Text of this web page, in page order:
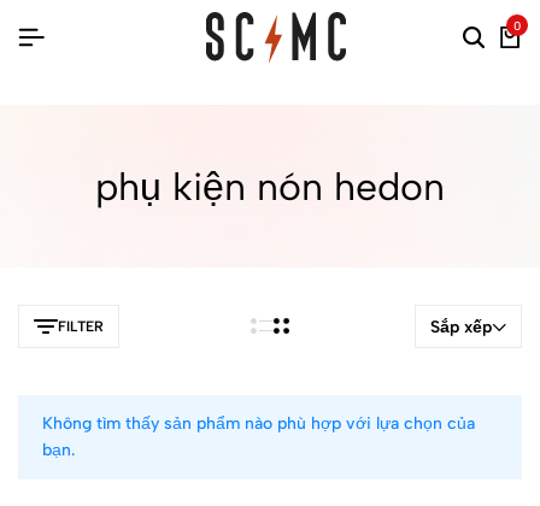
0
phụ kiện nón hedon
FILTER Sắp xếp
Không tìm thấy sản phẩm nào phù hợp với lựa chọn của
bạn.